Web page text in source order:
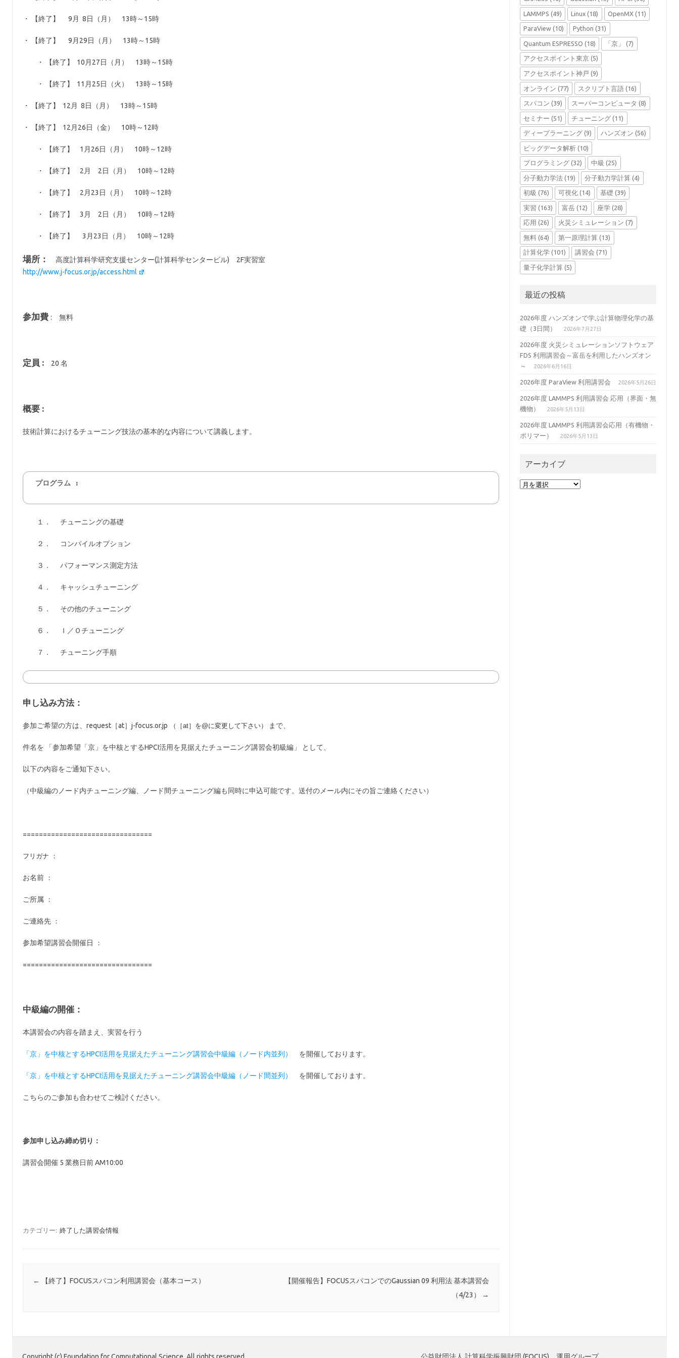
・ 【終了】 9月 8日（月） 13時～15時
・ 【終了】 9月29日（月） 13時～15時
・ 【終了】 10月27日（月） 13時～15時
・ 【終了】 11月25日（火） 13時～15時
・ 【終了】 12月 8日（月） 13時～15時
・ 【終了】 12月26日（金） 10時～12時
・ 【終了】 1月26日（月） 10時～12時
・ 【終了】 2月 2日（月） 10時～12時
・ 【終了】 2月23日（月） 10時～12時
・ 【終了】 3月 2日（月） 10時～12時
・ 【終了】 3月23日（月） 10時～12時
場所：
高度計算科学研究支援センター(計算科学センタービル) 2F実習室
http://www.j-focus.or.jp/access.html
参加費: 無料
定員 : 20 名
概要 :
技術計算におけるチューニング技法の基本的な内容について講義します。
プログラム :
１． チューニングの基礎
２． コンパイルオプション
３． パフォーマンス測定方法
４． キャッシュチューニング
５． その他のチューニング
６． Ｉ／Ｏチューニング
７． チューニング手順
申し込み方法：
参加ご希望の方は、request［at］j-focus.or.jp （［at］を@に変更して下さい） まで、
件名を 「参加希望「京」を中核とするHPCI活用を見据えたチューニング講習会初級編」 として、
以下の内容をご通知下さい。
（中級編のノード内チューニング編、ノード間チューニング編も同時に申込可能です。送付のメール内にその旨ご連絡ください）
================================
フリガナ ：
お名前 ：
ご所属 ：
ご連絡先 ：
参加希望講習会開催日 ：
================================
中級編の開催：
本講習会の内容を踏まえ、実習を行う
「京」を中核とするHPCI活用を見据えたチューニング講習会中級編（ノード内並列） を開催しております。
「京」を中核とするHPCI活用を見据えたチューニング講習会中級編（ノード間並列） を開催しております。
こちらのご参加も合わせてご検討ください。
参加申し込み締め切り：
講習会開催 5 業務日前 AM10:00
カテゴリー: 終了した講習会情報
投稿ナビゲーション
← 【終了】FOCUSスパコン利用講習会（基本コース）
【開催報告】FOCUSスパコンでのGaussian 09 利用法 基本講習会
（4/23）
→
LAMMPS (49) Linux (18) OpenMX (11)
ParaView(10) Python (31)
Quantum ESPRESSO (18) 「京」 (7)
アクセスポイント東京(5)
アクセスポイント神戸 (9)
オンライン (77) スクリプト言語 (16)
スパコン (39) スーパーコンピュータ (8)
セミナー (51) チューニング (11)
ディープラーニング(9) ハンズオン (56)
ビッグデータ解析(10)
プログラミング(32) 中級 (25)
分子動力学法(19) 分子動力学計算 (4)
初級 (76) 可視化 (14) 基礎 (39)
実習 (163) 富岳 (12) 座学 (28)
応用 (26) 火災シミュレーション (7)
無料(64) 第一原理計算 (13)
計算化学(101) 講習会 (71)
量子化学計算(5)
最近の投稿
2026年度 ハンズオンで学ぶ計算物理化学の基
礎（3日間）
2026年7月27日
2026年度 火災シミュレーションソフトウェア
FDS 利用講習会～富岳を利用したハンズオン
～
2026年6月16日
2026年度 ParaView 利用講習会 2026年5月26日
2026年度 LAMMPS 利用講習会 応用（界面・無
機物）
2026年5月13日
2026年度 LAMMPS 利用講習会応用（有機物・
ポリマー）
2026年5月13日
アーカイブ
ア
Copyright (c) Foundation for Computational Science. All rights reserved. 公益財団法人 計算科学振興財団 (FOCUS) 運用グループ